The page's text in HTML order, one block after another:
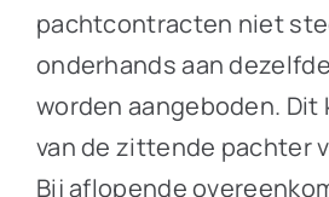
pachtcontracten niet
onderhands aan
worden aangeboden. Dit
van de zittende pachter
Bij aflopende